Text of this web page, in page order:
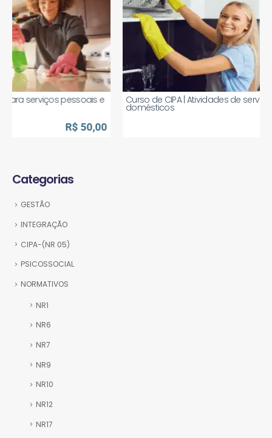
Curso de CIPA | Atividades de serviços pessoais e
domésticos
Categorias
GESTÃO
INTEGRAÇÃO
CIPA-(NR 05)
PSICOSSOCIAL
NORMATIVOS
NR1
NR6
NR7
NR9
NR10
NR12
NR17